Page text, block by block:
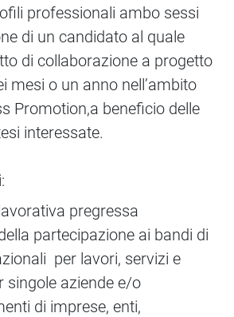
professionali ambo sessi
di un candidato al quale
di collaborazione a progetto
mesi o un anno nell’ambito
Promotion,a beneficio delle
interessate.
pregressa
partecipazione ai bandi di
per lavori, servizi e
singole aziende e/o
di imprese, enti,